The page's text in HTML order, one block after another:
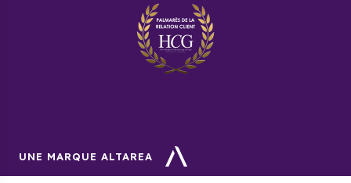
Quel est le prix moyen de
l’immobilier au mètre carré à
Lagny-sur-Marne ?
UNE MARQUE ALTAREA